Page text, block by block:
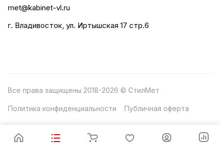
met@kabinet-vl.ru
г. Владивосток, ул. Иртышская 17 стр.6
Все права защищены 2018-2026 © СтилМет
Политика конфиденциальности Публичная оферта